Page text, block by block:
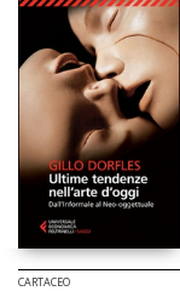
CARTACEO